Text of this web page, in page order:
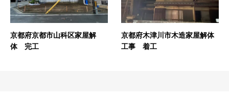
京都府京都市山科区家屋解
体 完工
京都府木津川市木造家屋解体
工事 着工